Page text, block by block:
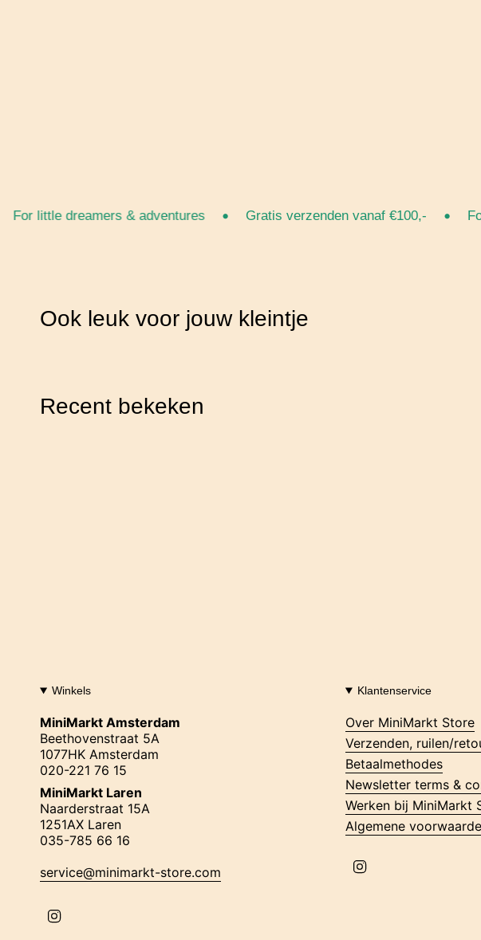
little dreamers & adventures • Gratis verzenden vanaf €100,- • For
Ook leuk voor jouw kleintje
Recent bekeken
Winkels
MiniMarkt Amsterdam
Beethovenstraat 5A
1077HK Amsterdam
020-221 76 15
MiniMarkt Laren
Naarderstraat 15A
1251AX Laren
035-785 66 16
service@minimarkt-store.com
Klantenservice
Over MiniMarkt Store
Verzenden, ruilen/
Betaalmethodes
Newsletter terms &
Werken bij MiniMarkt
Algemene
I